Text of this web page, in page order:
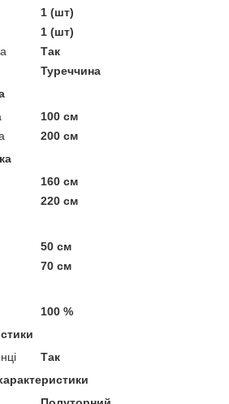
1 (шт)
1 (шт)
Так
Туреччина
100 см
200 см
160 см
220 см
50 см
70 см
100 %
Так